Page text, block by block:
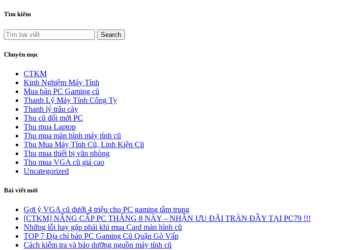
Tìm kiếm
Search
Chuyên mục
CTKM
Kinh Nghiệm Máy Tính
Mua bán PC Gaming cũ
Thanh Lý Máy Tính Công Ty
Thanh lý trâu cày
Thu cũ đổi mới PC
Thu mua Laptop
Thu mua màn hình máy tính cũ
Thu Mua Máy Tính Cũ, Linh Kiện Cũ
Thu mua thiết bị văn phòng
Thu mua VGA cũ giá cao
Uncategorized
Bài viết mới
Gợi ý VGA cũ dưới 4 triệu cho PC gaming tầm trung
[CTKM] NÂNG CẤP PC THÁNG 8 NÀY – NHẬN ƯU ĐÃI TRÀN ĐẦY TẠI PC79 !!!
Những lỗi hay gặp phải khi mua Card màn hình cũ
TOP 7 Địa chỉ bán PC Gaming Cũ Quận Gò Vấp
Cách kiểm tra và bảo dưỡng nguồn máy tính cũ